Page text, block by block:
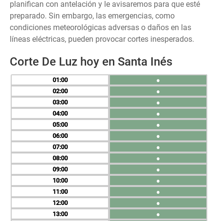
planifican con antelación y le avisaremos para que esté
preparado. Sin embargo, las emergencias, como
condiciones meteorológicas adversas o daños en las
líneas eléctricas, pueden provocar cortes inesperados.
Corte De Luz hoy en Santa Inés
01
02
03
04
05
06
07
08
09
10
11
12
13
●
●
●
●
●
●
●
●
●
●
●
●
●